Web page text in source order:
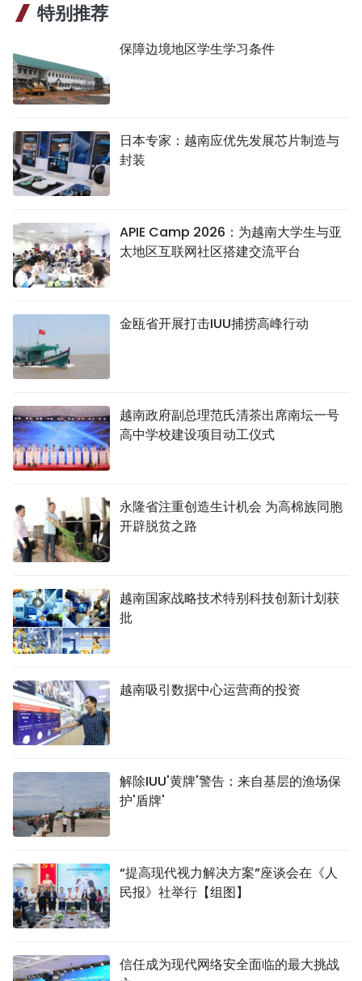
特别推荐
保障边境地区学生学习条件
日本专家：越南应优先发展芯片制造与
封装
APIE Camp 2026：为越南大学生与亚
太地区互联网社区搭建交流平台
金瓯省开展打击IUU捕捞高峰行动
越南政府副总理范氏清茶出席南坛一号
高中学校建设项目动工仪式
永隆省注重创造生计机会 为高棉族同胞
开辟脱贫之路
越南国家战略技术特别科技创新计划获
批
越南吸引数据中心运营商的投资
解除IUU'黄牌'警告：来自基层的渔场保
护'盾牌'
“提高现代视力解决方案”座谈会在《人
民报》社举行【组图】
信任成为现代网络安全面临的最大挑战